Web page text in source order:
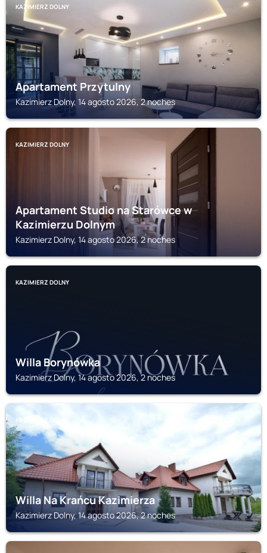
KAZIMIERZ DOLNY
Apartament Przytulny
Kazimierz Dolny, 14 agosto 2026, 2 noches
KAZIMIERZ DOLNY
Apartament Studio na Starówce w
Kazimierzu Dolnym
Kazimierz Dolny, 14 agosto 2026, 2 noches
KAZIMIERZ DOLNY
Willa Borynówka
Kazimierz Dolny, 14 agosto 2026, 2 noches
KAZIMIERZ DOLNY
Willa Na Krańcu Kazimierza
Kazimierz Dolny, 14 agosto 2026, 2 noches